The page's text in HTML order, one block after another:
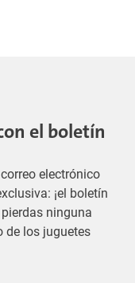
el boletín
electrónico
¡el boletín
ninguna
de los juguetes